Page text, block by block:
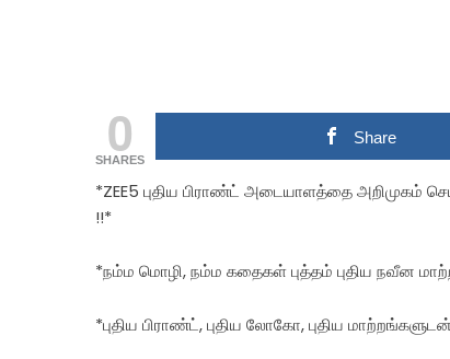
0
SHARES
Share
*ZEE5 புதிய பிராண்ட் அடையாளத்தை அறிமுகம்
!!*
*நம்ம மொழி, நம்ம கதைகள் புத்தம் புதிய நவீன
*புதிய பிராண்ட், புதிய லோகோ, புதிய